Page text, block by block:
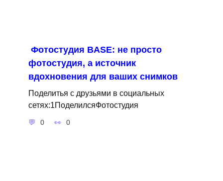
Фотостудия BASE: не просто
фотостудия, а источник
вдохновения для ваших снимков
Поделитья с друзьями в социальных
сетях:1ПоделилсяФотостудия
0 0